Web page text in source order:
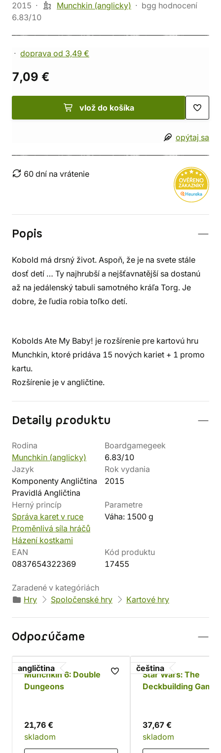
2015 Munchkin (anglicky)
bgg hodnocení
6.83/10
doprava od 3,49 €
7,09 €
vlož do košíka
opýtaj sa
60 dní na vrátenie
Popis
Kobold má drsný život. Aspoň, že je na svete stále
dosť detí … Ty najhrubší a nejšťavnatější sa dostanú
až na jedálenský tabuli samotného kráľa Torg. Je
dobre, že ľudia robia toľko detí.
Kobolds Ate My Baby! je rozšírenie pre kartovú hru
Munchkin, ktoré pridáva 15 nových kariet + 1 promo
kartu.
Rozšírenie je v angličtine.
Detaily produktu
Rodina
Munchkin (anglicky)
Boardgamegeek
6.83/10
Jazyk
Komponenty Angličtina
Pravidlá Angličtina
Rok vydania
2015
Herný princíp
Správa karet v ruce
Proměnlivá síla hráčů
Házení kostkami
Parametre
Váha: 1500 g
EAN
0837654322369
Kód produktu
17455
Zaradené v kategóriách
Hry
Spoločenské hry Kartové hry
Odporúčame
angličtina
Munchkin 6: Double
Dungeons
21,76 €
skladom
čeština
Star Wars: The
Deckbuilding Game
37,67 €
skladom